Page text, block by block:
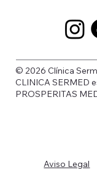
© 2026 Clínica
CLINICA SERMED
PROSPERITAS
Aviso Legal